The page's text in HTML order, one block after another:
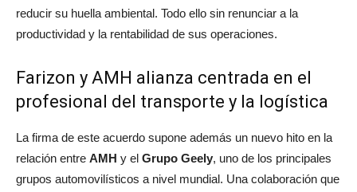
reducir su huella ambiental. Todo ello sin renunciar a la
productividad y la rentabilidad de sus operaciones.
Farizon y AMH alianza centrada en el
profesional del transporte y la logística
La firma de este acuerdo supone además un nuevo hito en la
relación entre AMH y el Grupo Geely, uno de los principales
grupos automovilísticos a nivel mundial. Una colaboración que